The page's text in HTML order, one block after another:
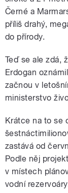
Černé a
příliš drahý,
do přírody.
Teď se ale zdá,
Erdogan
začnou v
ministerstvo
Krátce na to se
zastává od
Podle něj
v místech
vodní